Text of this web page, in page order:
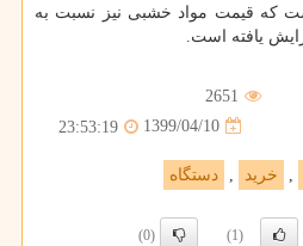
که قیمت مواد خشبی نیز نسبت به
2651
1399/04/10
23:53:19
, خرید , دستگاه
(1)
(0)